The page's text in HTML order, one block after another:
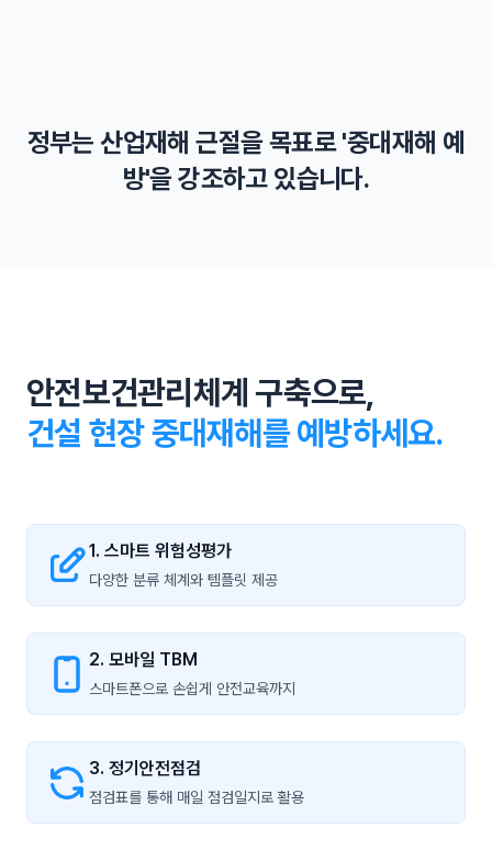
산재로 인한 사망자가 발생하면 기업은 영업이익 최대 5%
를 과징금으로 내야 합니다.
외국인 근로자 고용 제한
외국인 근로자가 안전사고로 중대재해와 사망할 경우 외국
인 근로자 고용을 제한합니다.
중대재해 사건 무관용 원칙
노동부와 대검찰청 간 협의체 구성 등으로 중대재해 발생시
정부는 산업재해 근절을 목표로 '중대재해 예
방'을 강조하고 있습니다.
안전보건관리체계 구축으로,
건설 현장 중대재해를 예방하세요.
1. 스마트 위험성평가
다양한 분류 체계와 템플릿 제공
2. 모바일 TBM
스마트폰으로 손쉽게 안전교육까지
3. 정기안전점검
점검표를 통해 매일 점검일지로 활용